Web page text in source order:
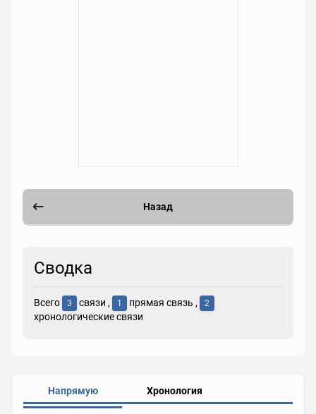
Назад
Сводка
Всего 3 связи , 1 прямая связь , 2
хронологические связи
Напрямую Хронология